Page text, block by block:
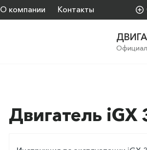
О компании Контакты
Двигатель iGX